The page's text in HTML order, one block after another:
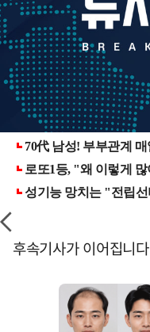
후속기사가 이어집니다